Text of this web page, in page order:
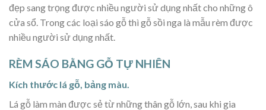
đẹp sang trọng được nhiều người sử dụng nhất cho những ô
cửa sổ. Trong các loại sáo gỗ thì gỗ sồi nga là mẫu rèm được
nhiều người sử dụng nhất.
RÈM SÁO BẰNG GỖ TỰ NHIÊN
Kích thước lá gỗ, bảng màu.
Lá gỗ làm màn được sẻ từ những thân gỗ lớn, sau khi gia